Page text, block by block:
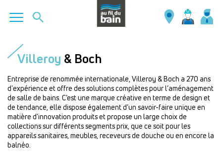
contenu
principal
Villeroy & Boch
Entreprise de renommée internationale, Villeroy & Boch a 270 ans
d'expérience et offre des solutions complètes pour l’aménagement
de salle de bains. C’est une marque créative en terme de design et
de tendance, elle dispose également d’un savoir-faire unique en
matière d'innovation produits et propose un large choix de
collections sur différents segments prix, que ce soit pour les
appareils sanitaires, meubles, receveurs de douche ou en encore la
balnéo.